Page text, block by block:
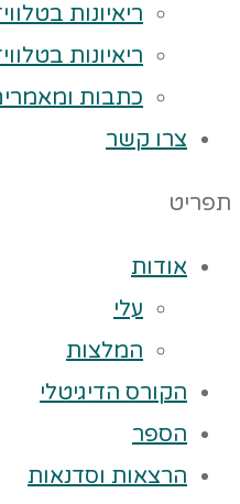
ריאיונות
ריאיונות
כתבות
צרו קשר
תפריט
אודות
עלי
המלצות
הקורס הדיגיטלי
הספר
הרצאות וסדנאות